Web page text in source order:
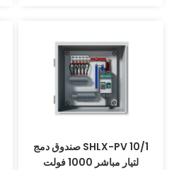
صندوق دمج SHLX-PV 10/1
لتيار مباشر 1000 فولت